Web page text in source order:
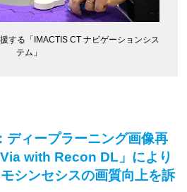
する「IMACTIS CT ナビゲーションシス
テム」
ィープラーニング画像再
with Recon DL」により
シンセシスの画質向上を訴